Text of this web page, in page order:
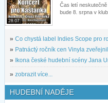
28.07.
Čas letí
bude 8. srpna v
» Co chystá label Indies Scope pro
» Patnáctý ročník cen Vinyla
»
Ikona české hudební scény Jana
» zobrazit více...
HUDEBNÍ NADĚJE